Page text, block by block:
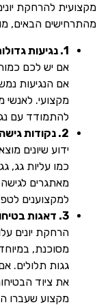
מקצועית להרחקת
מהתרחישים הבאים,
1. נגיעות גדולות או מתמשכות:
אם יש לכם
אם הנגיעות
מקצועי. לאנשי
להתמודד עם
2. נקודות גישה קשות:
ידוע שיונים
כמו עליות גג,
מאתגרים
למקצוענים
3. דאגות בטיחות:
הרחקת יונים
מסוכנת,
גגות תלולים.
את ציוד
מקצוע שעברו